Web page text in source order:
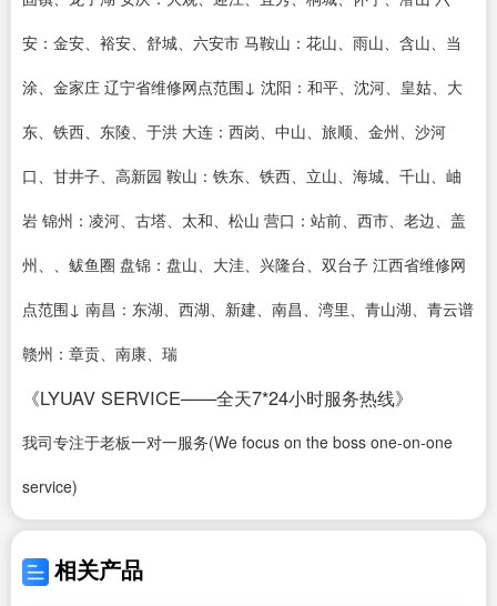
安：金安、裕安、舒城、六安市 马鞍山：花山、雨山、含山、当
涂、金家庄 辽宁省维修网点范围↓ 沈阳：和平、沈河、皇姑、大
东、铁西、东陵、于洪 大连：西岗、中山、旅顺、金州、沙河
口、甘井子、高新园 鞍山：铁东、铁西、立山、海城、千山、岫
岩 锦州：凌河、古塔、太和、松山 营口：站前、西市、老边、盖
州、、鲅鱼圈 盘锦：盘山、大洼、兴隆台、双台子 江西省维修网
点范围↓ 南昌：东湖、西湖、新建、南昌、湾里、青山湖、青云谱
赣州：章贡、南康、瑞
《LYUAV SERVICE——全天7*24小时服务热线》
我司专注于老板一对一服务(We focus on the boss one-on-one
service)
相关产品